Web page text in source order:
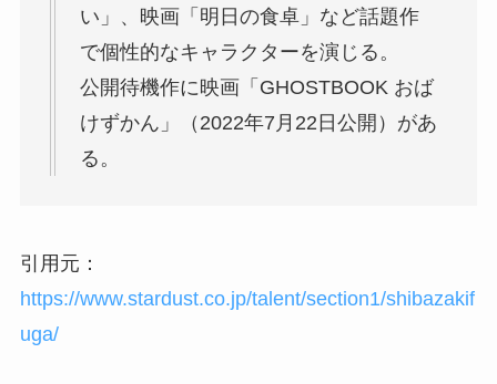
い」、映画「明日の食卓」など話題作
で個性的なキャラクターを演じる。
公開待機作に映画「GHOSTBOOK おば
けずかん」（2022年7月22日公開）があ
る。
引用元：
https://www.stardust.co.jp/talent/section1/shibazakif
uga/